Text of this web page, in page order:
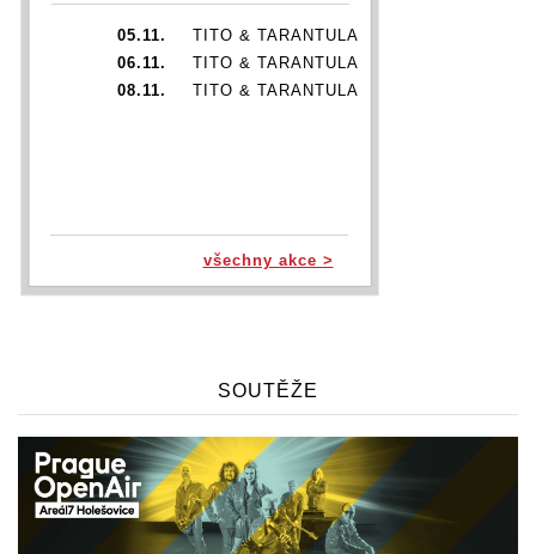
05.11.
TITO & TARANTULA
06.11.
TITO & TARANTULA
08.11.
TITO & TARANTULA
všechny akce >
SOUTĚŽE